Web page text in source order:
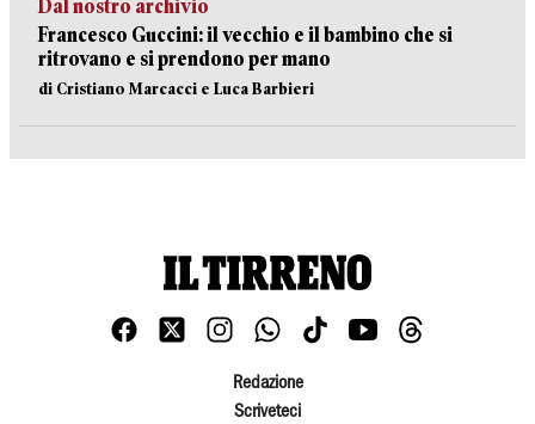
Dal nostro archivio
Francesco Guccini: il vecchio e il bambino che si
ritrovano e si prendono per mano
di Cristiano Marcacci e Luca Barbieri
Redazione
Scriveteci